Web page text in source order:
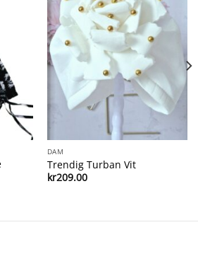
Add to
wishlist
DAM
Trendig Turban Vit
kr209.00